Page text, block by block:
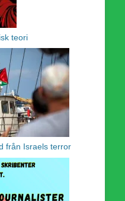
teori
från Israels terror